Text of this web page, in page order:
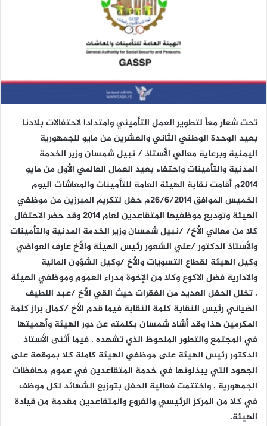
تحت شعار معاً لتطوير العمل التأميني وامتدادا لاحتفالات بلادنا
بعيد الوحدة الوطني الثاني والعشرين من مايو للجمهورية
اليمنية وبرعاية معالي الأستاذ / نبيل شمسان وزير الخدمة
المدنية والتأمينات واحتفاء بعيد العمال العالمي الأول من مايو
2014م أقامت نقابة الهيئة العامة للتأمينات والمعاشات اليوم
الخميس الموافق 26/6/2014م حفل لتكريم المبرزين من موظفي
الهيئة وتوديع موظفيها المتقاعدين لعام 2014 وقد حضر الاحتفال
كلا من معالي الأخ/ /نبيل شمسان وزير الخدمة المدنية والتأمينات
والأستاذ الدكتور /علي الشعور رئيس الهيئة والأخ عارف العواضي
وكيل الهيئة لقطاع التسويات والأخ /وكيل الشؤون المالية
والادارية فضل الاكوع وكلا من الإخوة مدراء العموم وموظفي الهيئة
. تخلل الحفل العديد من الفقرات حيث القي الأخ /عبد اللطيف
الضياني رئيس النقابة كلمة النقابة فيما قدم الأخ /كمال براز كلمة
المكرمين هذا وقد أشاد شمسان بكلمته عن دور الهيئة وأهميتها
في المجتمع والتطور الملحوظ الذي تشهده . فيما أثنى الأستاذ
الدكتور رئيس الهيئة على موظفي الهيئة كاملة كلا بموقعة على
الجهود التي يبذلونها في خدمة المتقاعدين في عموم محافظات
الجمهورية , واختتمت فعالية الحفل بتوزيع الشهائد لكل موظف
في كلا من المركز الرئيسي والفروع والمتقاعدين مقدمة من قيادة
الهيئة.